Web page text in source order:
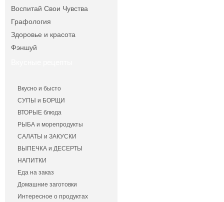
Воспитай Свои Чувства
Графология
Здоровье и красота
Фэншуй
Вкусно и бысто
СУПЫ и БОРЩИ
ВТОРЫЕ блюда
РЫБА и морепродукты
САЛАТЫ и ЗАКУСКИ
ВЫПЕЧКА и ДЕСЕРТЫ
НАПИТКИ
Еда на заказ
Домашние заготовки
Интересное о продуктах